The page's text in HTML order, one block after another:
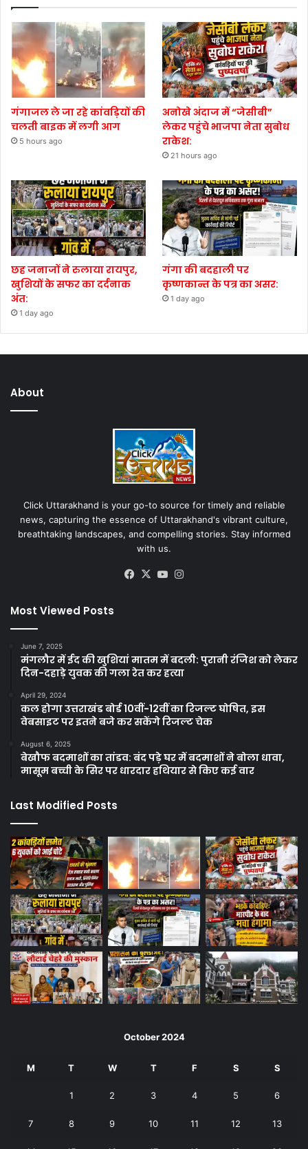
गंगाजल ले जा रहे कांवड़ियों की
चलती बाइक में लगी आग
5 hours ago
अनोखे अंदाज में “जेसीबी”
लेकर पहुंचे भाजपा नेता सुबोध
राकेश:
21 hours ago
छह जनाजों ने रुलाया रायपुर,
खुशियों के सफर का दर्दनाक
अंत:
1 day ago
गंगा की बदहाली पर
कृष्णकान्त के पत्र का असर:
1 day ago
About
Click Uttarakhand is your go-to source for timely and reliable
news, capturing the essence of Uttarakhand's vibrant culture,
breathtaking landscapes, and compelling stories. Stay informed
with us.
Facebook
X YouTube
Most Viewed Posts
June 7, 2025
मंगलौर में ईद की खुशियां मातम में बदली: पुरानी रंजिश को लेकर
दिन-दहाड़े युवक की गला रेत कर हत्या
April 29, 2024
कल होगा उत्तराखंड बोर्ड 10वीं-12वीं का रिजल्ट घोषित, इस
वेबसाइट पर इतने बजे कर सकेंगे रिजल्ट चेक
August 6, 2025
बेखौफ बदमाशों का तांडव: बंद पड़े घर में बदमाशों ने बोला धावा,
मासूम बच्ची के सिर पर धारदार हथियार से किए कई वार
Last Modified Posts
October 2024
M T W T F S S
1 2 3 4 5 6
7 8 9 10 11 12 13